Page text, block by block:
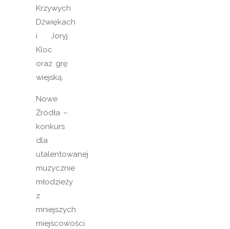
Krzywych
Dźwiękach
i Joryj
Kloc
oraz grę
wiejską.
Nowe
Źródła –
konkurs
dla
utalentowanej
muzycznie
młodzieży
z
mniejszych
miejscowości.